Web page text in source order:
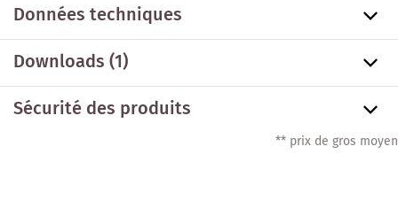
Données techniques
Downloads (1)
Sécurité des produits
** prix de gros moyen